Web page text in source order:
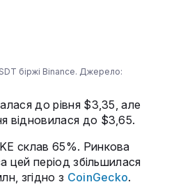
біржі Binance. Джерело:
до рівня $3,35, але
відновилася до $3,65.
склав 65%. Ринкова
цей період збільшилася
згідно з CoinGecko.